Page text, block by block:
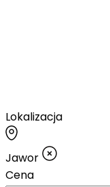
Lokalizacja
Jawor
Cena